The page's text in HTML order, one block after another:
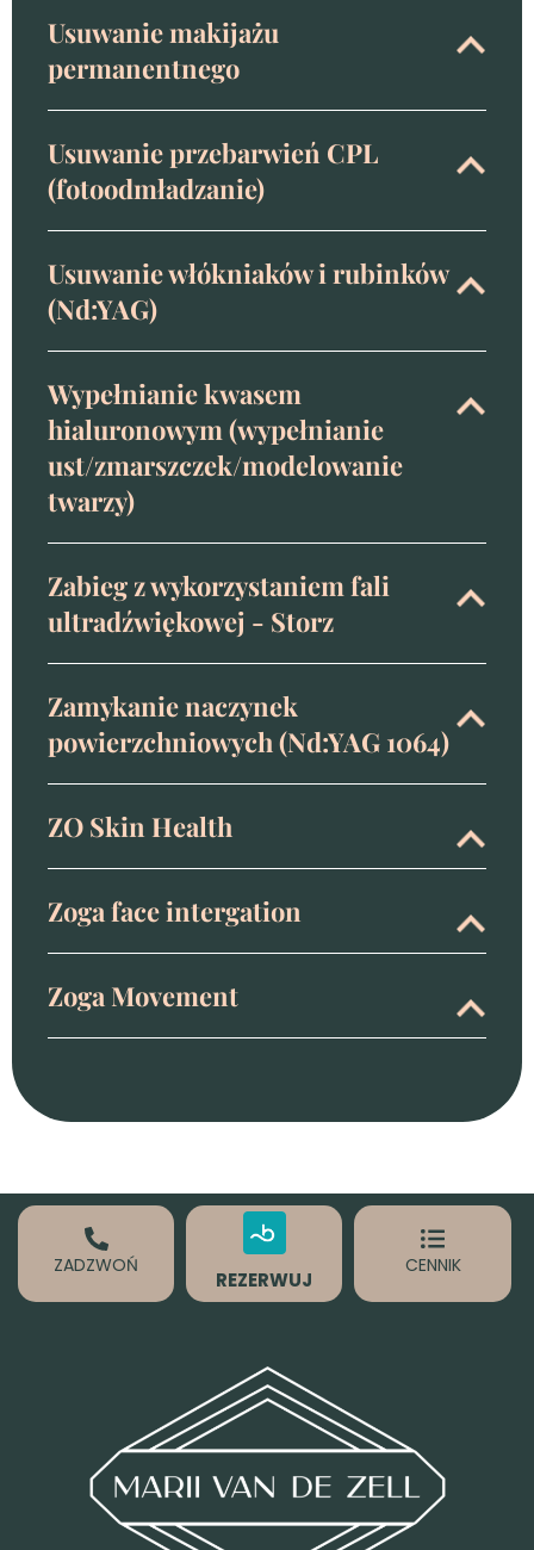
Usuwanie makijażu
permanentnego
Usuwanie przebarwień CPL
(fotoodmładzanie)
Usuwanie włókniaków i rubinków
(Nd:YAG)
Wypełnianie kwasem
hialuronowym (wypełnianie
ust/zmarszczek/modelowanie
twarzy)
Zabieg z wykorzystaniem fali
ultradźwiękowej - Storz
Zamykanie naczynek
powierzchniowych (Nd:YAG 1064)
ZO Skin Health
Zoga face intergation
Zoga Movement
ZADZWOŃ
REZERWUJ
CENNIK